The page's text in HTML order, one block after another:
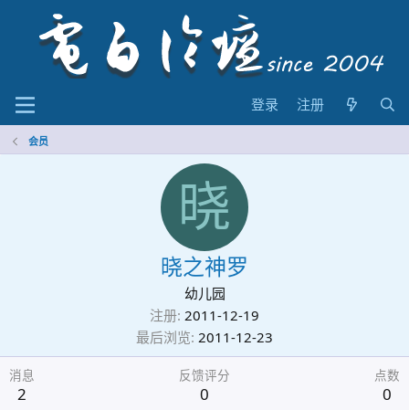
登录 注册
会员
晓
晓之神罗
幼儿园
注册 2011-12-19
最后浏览 2011-12-23
消息
2
反馈评分
0
点数
0